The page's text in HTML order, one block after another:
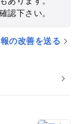
認下さい。
の改善を送る